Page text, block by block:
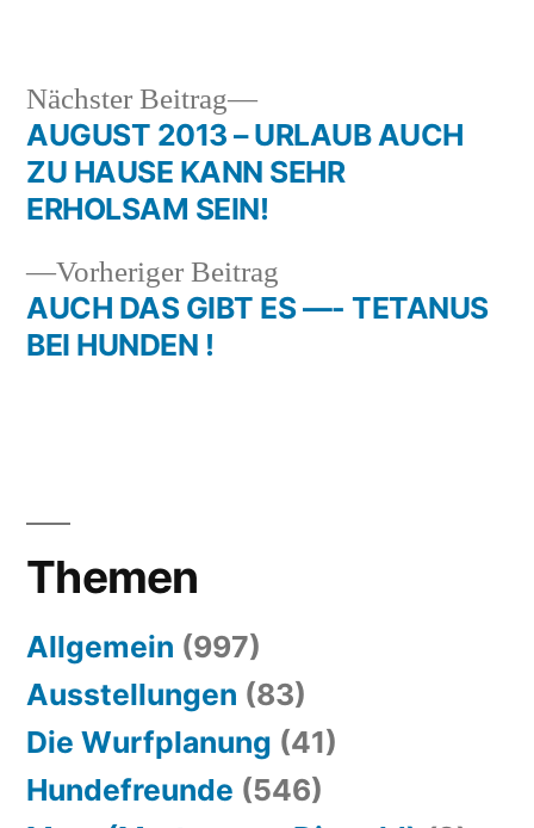
Beitragsnavigation
Vorheriger Beitrag
Beitrag:
AUCH DAS GIBT ES —- TETANUS
BEI HUNDEN !
Nächster Beitrag
Nächster
Beitrag:
AUGUST 2013 – URLAUB AUCH
ZU HAUSE KANN SEHR
ERHOLSAM SEIN!
Themen
Allgemein (997)
Ausstellungen (83)
Die Wurfplanung (41)
Hundefreunde (546)